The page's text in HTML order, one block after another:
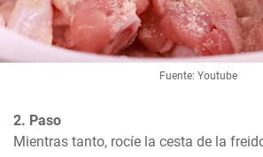
Fuente: Youtube
2. Paso
Mientras tanto, rocíe la cesta de la